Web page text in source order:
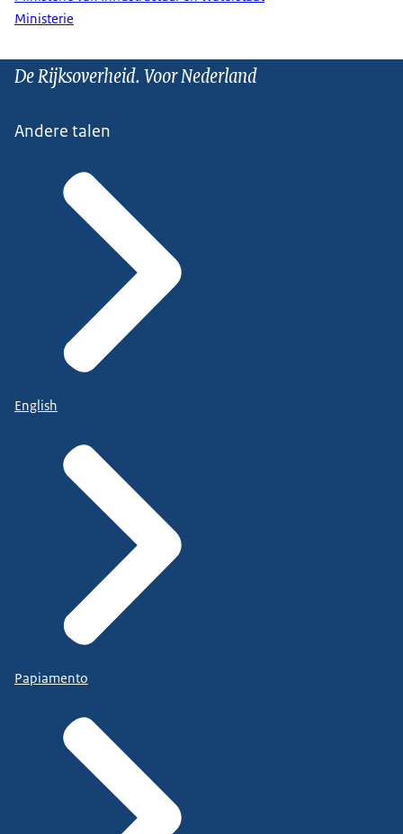
Ministerie
De Rijksoverheid. Voor Nederland
Andere talen
English
Papiamento